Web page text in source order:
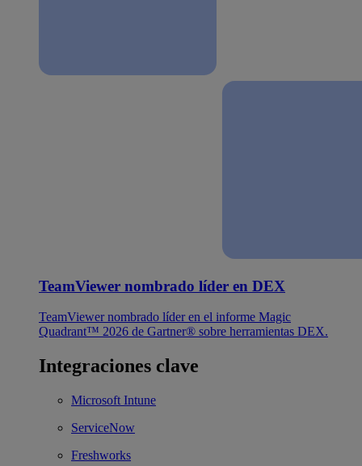
TeamViewer nombrado líder en DEX
TeamViewer nombrado líder en el informe Magic
Quadrant™ 2026 de Gartner® sobre herramientas DEX.
Integraciones clave
Microsoft Intune
ServiceNow
Freshworks